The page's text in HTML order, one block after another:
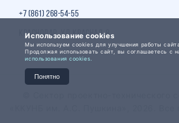
+7 (861) 268-54-55
Краснодар, ул. Красная, 8
Использование cookies
Мы используем cookies для улучшения работы
Продолжая использовать сайт, вы соглашаетесь с
использования cookies.
Понятно